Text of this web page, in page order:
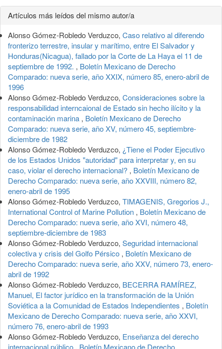
Detalles
del
artículo
Artículos más leídos del mismo autor/a
Alonso Gómez-Robledo Verduzco, Caso relativo al diferendo
fronterizo terrestre, insular y marítimo, entre El Salvador y
Honduras(Nicagua), fallado por la Corte de La Haya el 11 de
septiembre de 1992. , Boletín Mexicano de Derecho
Comparado: nueva serie, año XXIX, número 85, enero-abril de
1996
Alonso Gómez-Robledo Verduzco, Consideraciones sobre la
responsabilidad interncaional de Estado sin hecho ilícito y la
contaminación marina , Boletín Mexicano de Derecho
Comparado: nueva serie, año XV, número 45, septiembre-
diciembre de 1982
Alonso Gómez-Robledo Verduzco, ¿Tiene el Poder Ejecutivo
de los Estados Unidos "autoridad" para interpretar y, en su
caso, violar el derecho internacional? , Boletín Mexicano de
Derecho Comparado: nueva serie, año XXVIII, número 82,
enero-abril de 1995
Alonso Gómez-Robledo Verduzco, TIMAGENIS, Gregorios J.,
International Control of Marine Pollution , Boletín Mexicano de
Derecho Comparado: nueva serie, año XVI, número 48,
septiembre-diciembre de 1983
Alonso Gómez-Robledo Verduzco, Seguridad internacional
colectiva y crisis del Golfo Pérsico , Boletín Mexicano de
Derecho Comparado: nueva serie, año XXV, número 73, enero-
abril de 1992
Alonso Gómez-Robledo Verduzco, BECERRA RAMÍREZ,
Manuel, El factor jurídico en la transformación de la Unión
Soviética a la Comunidad de Estados Independientes , Boletín
Mexicano de Derecho Comparado: nueva serie, año XXVI,
número 76, enero-abril de 1993
Alonso Gómez-Robledo Verduzco, Enseñanza del derecho
internacional público , Boletín Mexicano de Derecho